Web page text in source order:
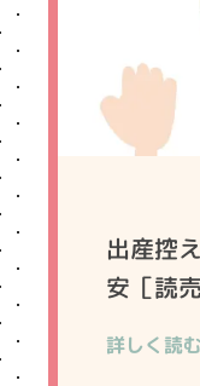
出産控
安［読
詳しく読む